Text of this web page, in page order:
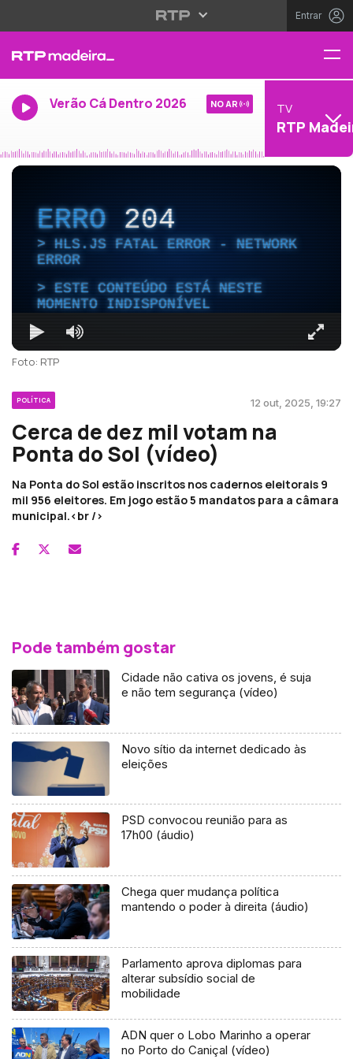
Entrar
Verão Cá Dentro 2026 NO AR TV
RTP
ERRO204
HLS.JS FATAL ERROR - NETWORK
ERROR
ESTE CONTEÚDO ESTÁ NESTE
MOMENTO INDISPONÍVEL
Foto: RTP
POLÍTICA 12 out, 2025, 19:27
Cerca de dez mil votam na
Ponta do Sol (vídeo)
Na Ponta do Sol estão inscritos nos cadernos eleitorais 9
mil 956 eleitores. Em jogo estão 5 mandatos para a câmara
municipal.<br />
Pode também gostar
Cidade não cativa os jovens, é suja
e não tem segurança (vídeo)
Novo sítio da internet dedicado às
eleições
PSD convocou reunião para as
17h00 (áudio)
Chega quer mudança política
mantendo o poder à direita (áudio)
Parlamento aprova diplomas para
alterar subsídio social de
mobilidade
ADN quer o Lobo Marinho a operar
no Porto do Caniçal (vídeo)